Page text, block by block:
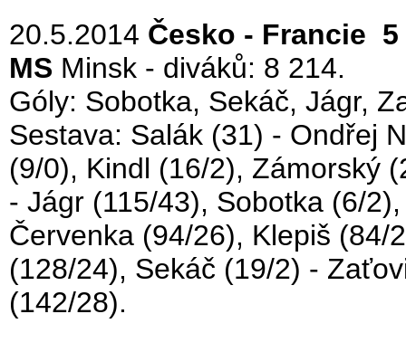
20.5.2014 Česko - Francie 5
MS Minsk - diváků: 8 214.
Góly: Sobotka, Sekáč, Jágr,
Sestava: Salák (31) - Ondřej
(9/0), Kindl (16/2), Zámorský
- Jágr (115/43), Sobotka (6/
Červenka (94/26), Klepiš (84/
(128/24), Sekáč (19/2) -
(142/28).